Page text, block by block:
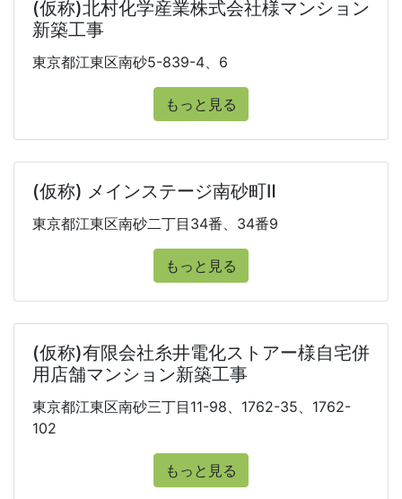
(仮称)北村化学産業株式会社様マンション
新築工事
東京都江東区南砂5-839-4、6
もっと見る
(仮称) メインステージ南砂町Ⅱ
東京都江東区南砂二丁目34番、34番9
もっと見る
(仮称)有限会社糸井電化ストアー様自宅併
用店舗マンション新築工事
東京都江東区南砂三丁目11-98、1762-35、1762-
102
もっと見る